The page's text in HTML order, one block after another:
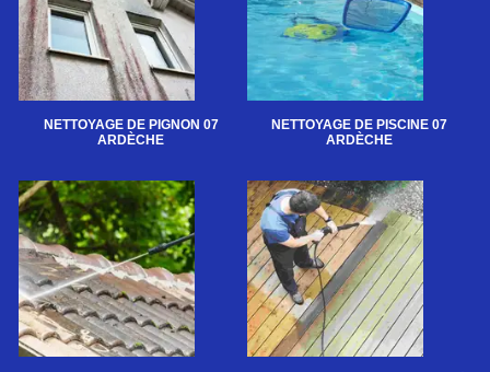
NETTOYAGE DE PIGNON 07
ARDÈCHE
NETTOYAGE DE PISCINE 07
ARDÈCHE